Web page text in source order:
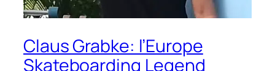
Claus Grabke: l’Europe
Skateboarding Legend